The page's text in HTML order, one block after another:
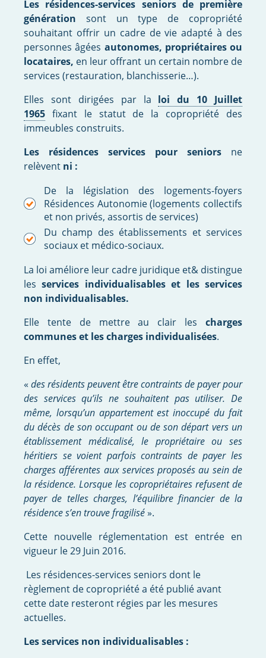
Les résidences-services seniors de première
génération sont un type de copropriété
souhaitant offrir un cadre de vie adapté à des
personnes âgées autonomes, propriétaires ou
locataires, en leur offrant un certain nombre de
services (restauration, blanchisserie…).
Elles sont dirigées par la loi du 10 Juillet
1965 fixant le statut de la copropriété des
immeubles construits.
Les résidences services pour seniors ne
relèvent ni :
De la législation des logements-foyers
Résidences Autonomie (logements collectifs
et non privés, assortis de services)
Du champ des établissements et services
sociaux et médico-sociaux.
La loi améliore leur cadre juridique et& distingue
lesservices individualisables et les services
non individualisables.
Elle tente de mettre au clair les charges
communes et les charges individualisées.
En effet,
« des résidents peuvent être contraints de payer pour
des services qu’ils ne souhaitent pas utiliser. De
même, lorsqu’un appartement est inoccupé du fait
du décès de son occupant ou de son départ vers un
établissement médicalisé, le propriétaire ou ses
héritiers se voient parfois contraints de payer les
charges afférentes aux services proposés au sein de
la résidence. Lorsque les copropriétaires refusent de
payer de telles charges, l’équilibre financier de la
résidence s’en trouve fragilisé».
Cette nouvelle réglementation est entrée en
vigueur le 29 Juin 2016.
Les résidences-services seniors dont le
règlement de copropriété a été publié avant
cette date resteront régies par les mesures
actuelles.
Les services non individualisables :